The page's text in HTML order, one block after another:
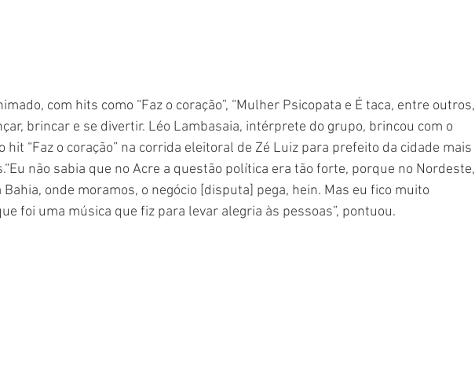
com hits como “Faz o coração”, “Mulher Psicopata e É taca, entre outros,
brincar e se divertir. Léo Lambasaia, intérprete do grupo, brincou com o
hit “Faz o coração” na corrida eleitoral de Zé Luiz para prefeito da cidade mais
não sabia que no Acre a questão política era tão forte, porque no Nordeste,
Bahia, onde moramos, o negócio [disputa] pega, hein. Mas eu fico muito
foi uma música que fiz para levar alegria às pessoas”, pontuou.